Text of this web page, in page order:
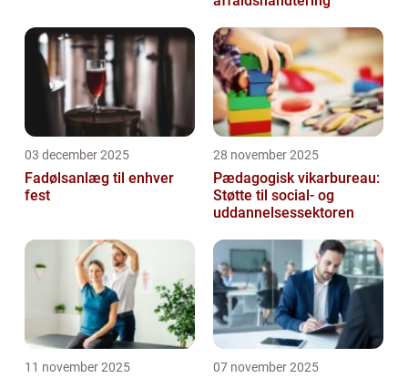
03 december 2025
Fadølsanlæg til enhver
fest
28 november 2025
Pædagogisk vikarbureau:
Støtte til social- og
uddannelsessektoren
11 november 2025 07 november 2025